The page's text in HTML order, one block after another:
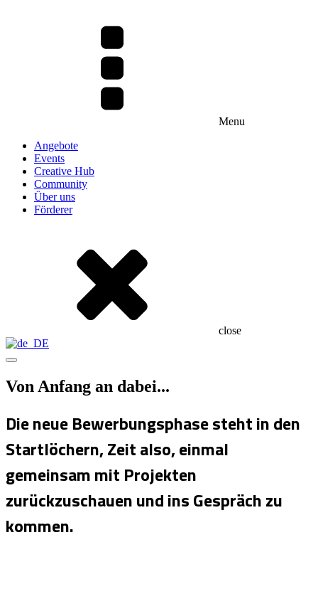
Menu
Angebote
Events
Creative Hub
Community
Über uns
Förderer
close
Von Anfang an dabei...
Die neue Bewerbungsphase steht in den
Startlöchern, Zeit also, einmal
gemeinsam mit Projekten
zurückzuschauen und ins Gespräch zu
kommen.